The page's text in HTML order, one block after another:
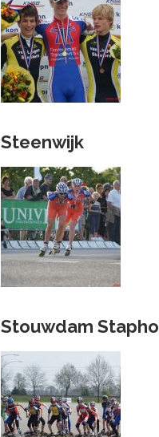
Steenwijk
Stouwdam